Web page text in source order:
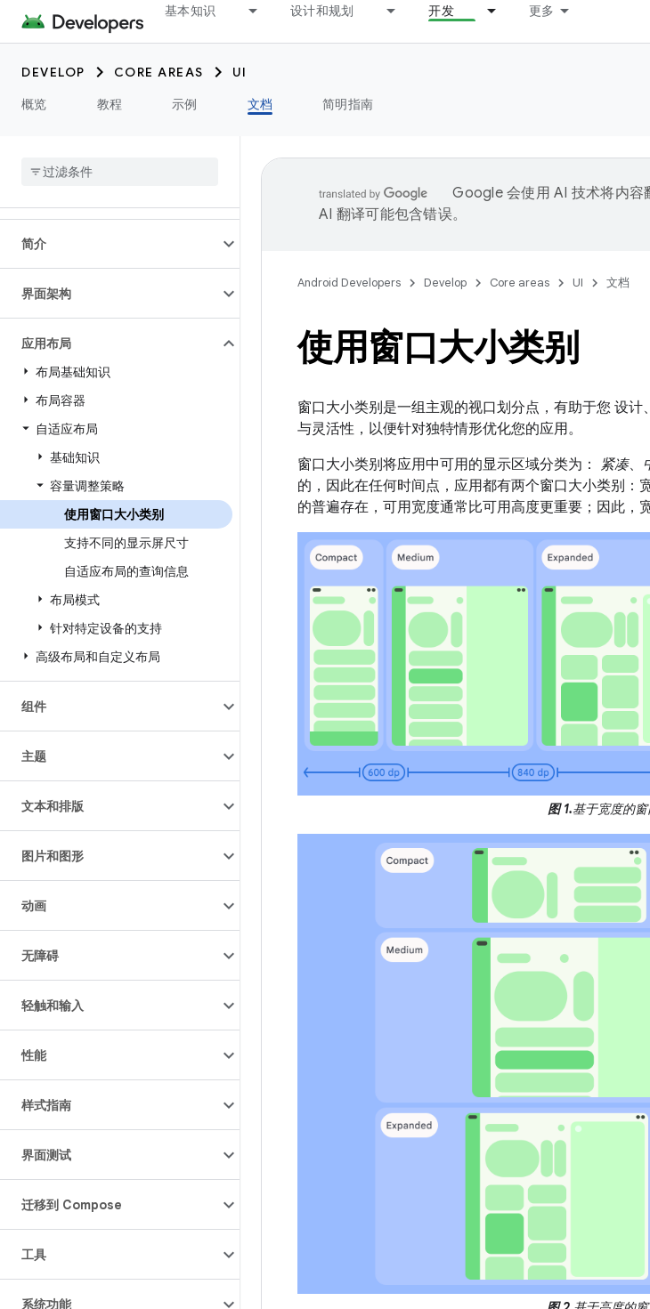
基本知识 设计和规划 开发 更多
DEVELOP CORE AREAS
UI
概览
教程 示例 文档 简明指南
简介
界面架构
应用布局
布局基础知识
布局容器
自适应布局
基础知识
容量调整策略
使用窗口大小类别
支持不同的显示屏尺寸
自适应布局的查询信息
布局模式
针对特定设备的支持
高级布局和自定义布局
组件
主题
文本和排版
图片和图形
动画
无障碍
轻触和输入
性能
样式指南
界面测试
迁移到 Compose
工具
系统功能
Google 会使用 AI 技术将内容
AI 翻译可能包含错误。
Android Developers Develop Core areas UI 文档
使用窗口大小类别
窗口大小类别是一组主观的视口划分点，有助于您 设
与灵活性，以便针对独特情形优化您的应用。
窗口大小类别将应用中可用的显示区域分类为： 紧凑、
的，因此在任何时间点，应用都有两个窗口大小类别
的普遍存在，可用宽度通常比可用高度更重要；因此，
图 1.基于宽度的窗